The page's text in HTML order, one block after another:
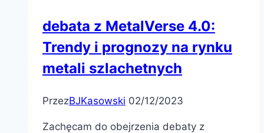
debata z MetalVerse 4.0:
Trendy i prognozy na rynku
metali szlachetnych
PrzezBJKasowski 02/12/2023
Zachęcam do obejrzenia debaty z